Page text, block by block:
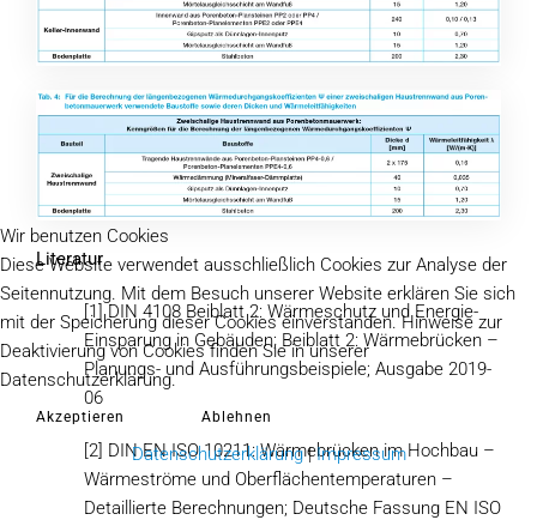
Literatur
[1] DIN 4108 Beiblatt 2: Wärmeschutz und Energie-
Einsparung in Gebäuden; Beiblatt 2: Wärmebrücken –
Planungs- und Ausführungsbeispiele; Ausgabe 2019-
06
[2] DIN EN ISO 10211: Wärmebrücken im Hochbau –
Wärmeströme und Oberflächentemperaturen –
Detaillierte Berechnungen; Deutsche Fassung EN ISO
Wir benutzen Cookies
Diese Website verwendet ausschließlich Cookies zur Analyse der
Seitennutzung. Mit dem Besuch unserer Website erklären Sie sich
mit der Speicherung dieser Cookies einverstanden. Hinweise zur
Deaktivierung von Cookies finden Sie in unserer
Datenschutzerklärung.
Akzeptieren Ablehnen
Datenschutzerklärung|Impressum